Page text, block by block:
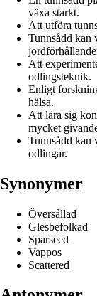
växa starkt.
Att utföra
Tunnsådd kan
Att
odlingsteknik.
Enligt
hälsa.
Att lära sig
mycket
Tunnsådd kan
odlingar.
Synonymer
Översållad
Glesbefolkad
Sparseed
Vappos
Scattered